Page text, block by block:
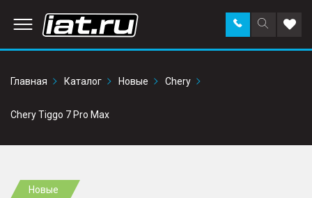
Поиск
по
Заказать
звонок в
Главная
Каталог Новые Chery
Chery Tiggo 7 Pro Max
Новые